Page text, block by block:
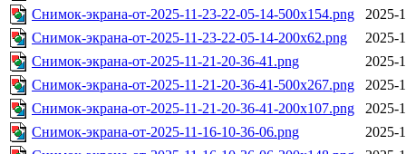
Снимок-экрана-от-2025-11-23-22-05-14-500x154.png
2025-
Снимок-экрана-от-2025-11-23-22-05-14-200x62.png
2025-
Снимок-экрана-от-2025-11-21-20-36-41.png
2025-
Снимок-экрана-от-2025-11-21-20-36-41-500x267.png
2025-
Снимок-экрана-от-2025-11-21-20-36-41-200x107.png
2025-
Снимок-экрана-от-2025-11-16-10-36-06.png
2025-